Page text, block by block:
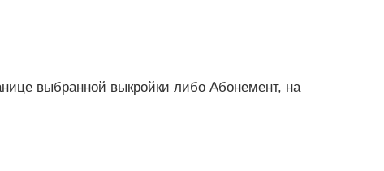
выбранной выкройки либо Абонемент, на